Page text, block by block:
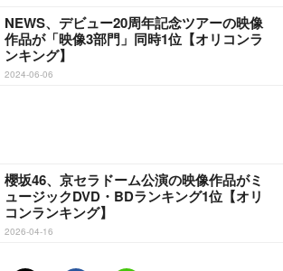
NEWS、デビュー20周年記念ツアーの映像
作品が「映像3部門」同時1位【オリコンラ
ンキング】
2024-06-06
櫻坂46、京セラドーム公演の映像作品がミ
ュージックDVD・BDランキング1位【オリ
コンランキング】
2026-04-16